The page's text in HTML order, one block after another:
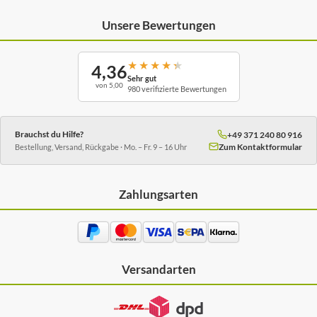
Unsere Bewertungen
4,36
von 5,00
★ ★ ★ ★ ★
Sehr gut
980 verifizierte Bewertungen
Brauchst du Hilfe?
Bestellung, Versand, Rückgabe · Mo. – Fr. 9 – 16 Uhr
+49 371 240 80 916
Zum Kontaktformular
Zahlungsarten
Versandarten